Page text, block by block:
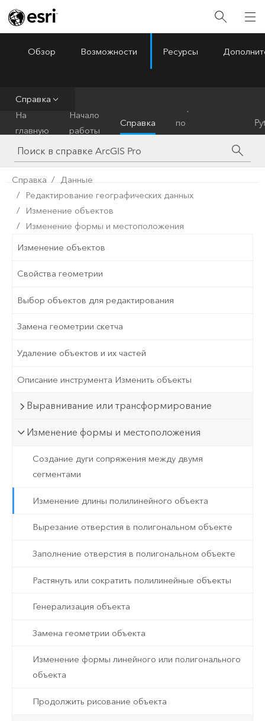
ArcGIS Pro
Обзор Возможности Ресурсы
Справка
На
главную
Начало
работы
Справка
по
инструментам
Справка
Данные
Редактирование географических данных
Изменение объектов
Изменение формы и местоположения
Изменение объектов
Свойства геометрии
Выбор объектов для редактирования
Замена геометрии скетча
Удаление объектов и их частей
Описание инструмента Изменить объекты
Выравнивание или трансформирование
Изменение формы и местоположения
Создание дуги сопряжения между двумя
сегментами
Изменение длины полилинейного объекта
Вырезание отверстия в полигональном объекте
Заполнение отверстия в полигональном объекте
Растянуть или сократить полилинейные объекты
Генерализация объекта
Замена геометрии объекта
Изменение формы линейного или полигонального
объекта
Продолжить рисование объекта